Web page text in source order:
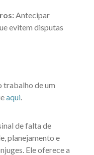
Antecipar
evitem disputas
trabalho de um
aqui
de falta de
planejamento e
Ele oferece a